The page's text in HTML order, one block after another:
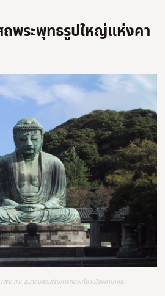
ถพระพุทธรูปใหญ่แห่งคา
พจาก: สมาคมส่งเสริมการท่องเที่ยวเมืองคามาคุระ